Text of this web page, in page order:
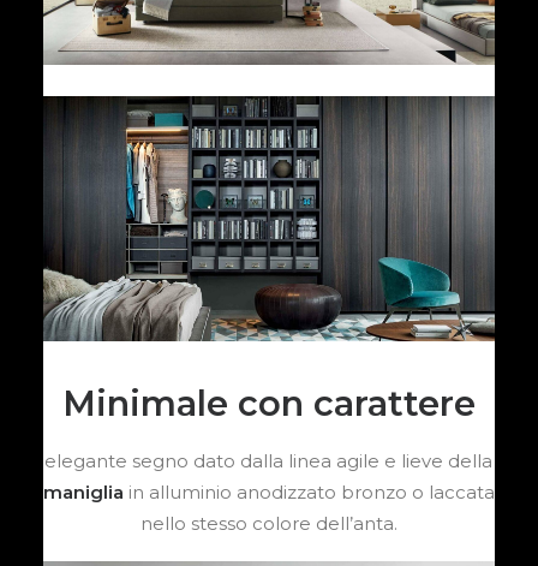
Minimale con carattere
elegante segno dato dalla linea agile e lieve della
maniglia in alluminio anodizzato bronzo o laccata
nello stesso colore dell’anta.